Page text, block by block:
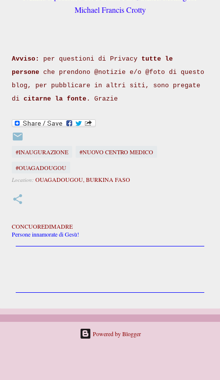
Michael Francis Crotty
Avviso: per questioni di Privacy tutte le
persone che prendono @notizie e/o @foto di questo
blog, per pubblicare in altri siti, sono pregate
di citarne la fonte . Grazie
#INAUGURAZIONE
#NUOVO CENTRO MEDICO
#OUAGADOUGOU
Location: OUAGADOUGOU, BURKINA FASO
CONCUOREDIMADRE
Persone innamorate di Gesù!
n
t
Powered by Blogger